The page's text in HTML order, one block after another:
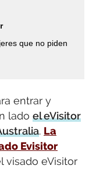
que no piden
entrar y
lado el eVisitor
. La
Evisitor
visado eVisitor